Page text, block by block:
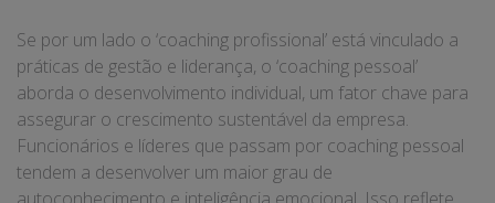
Se por um lado o ‘coaching profissional’ está vinculado a
práticas de gestão e liderança, o ‘coaching pessoal’
aborda o desenvolvimento individual, um fator chave para
assegurar o crescimento sustentável da empresa.
Funcionários e líderes que passam por coaching pessoal
tendem a desenvolver um maior grau de